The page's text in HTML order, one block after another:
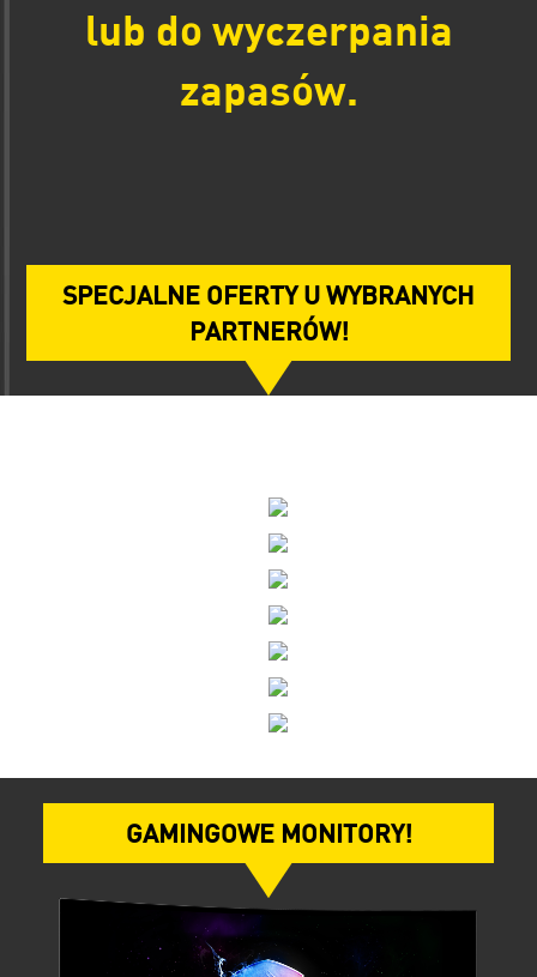
lub do wyczerpania
zapasów.
SPECJALNE OFERTY U WYBRANYCH
PARTNERÓW!
GAMINGOWE MONITORY!